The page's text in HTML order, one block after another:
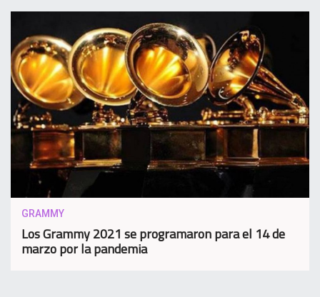
GRAMMY
Los Grammy 2021 se programaron para el 14 de
marzo por la pandemia